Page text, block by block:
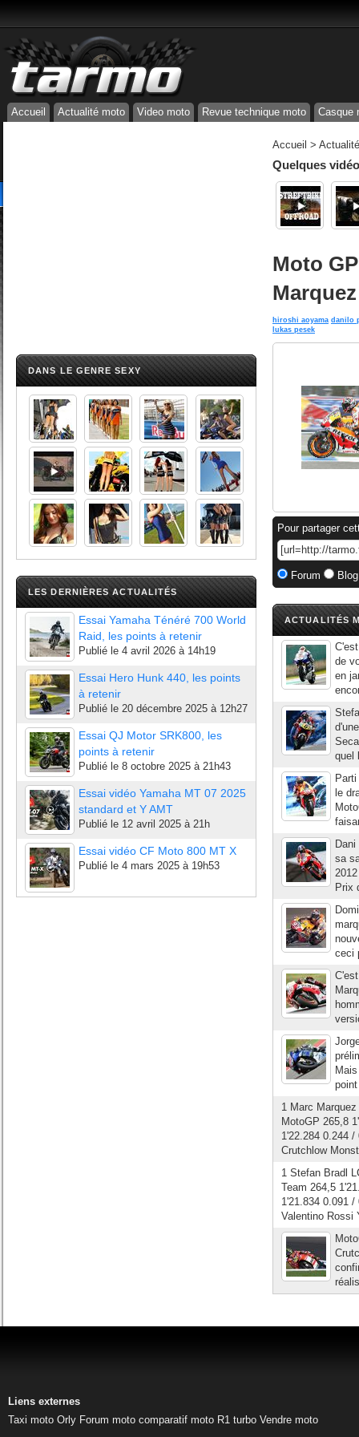
Accueil Actualité moto Video moto Revue technique moto Casque
DANS LE GENRE SEXY
LES DERNIÈRES ACTUALITÉS
Essai Yamaha Ténéré 700 World
Raid, les points à retenir
Publié le 4 avril 2026 à 14h19
Essai Hero Hunk 440, les points
à retenir
Publié le 20 décembre 2025 à 12h27
Essai QJ Motor SRK800, les
points à retenir
Publié le 8 octobre 2025 à 21h43
Essai vidéo Yamaha MT 07 2025
standard et Y AMT
Publié le 12 avril 2025 à 21h
Essai vidéo CF Moto 800 MT X
Publié le 4 mars 2025 à 19h53
Accueil >
Quelques
Moto
hiroshi aoyama danilo
lukas pesek
Pour partager
Forum
ACTUALITÉS
de
en
quel
le
sa
Prix
ceci
1 Marc
MotoGP 265,8
1'22.284 0.244
Crutchlow
1 Stefan Bradl
Team 264,5
1'21.834 0.091
Valentino Rossi
Liens externes
Taxi moto Orly Forum moto comparatif moto R1 turbo Vendre moto